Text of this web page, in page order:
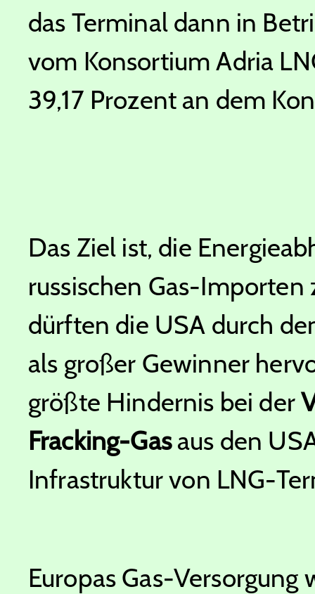
das Terminal dann in
vom Konsortium Adria
39,17 Prozent an dem
Das Ziel ist, die
russischen Gas-
dürften die USA durch
als großer Gewinner
größte Hindernis bei der
Fracking-Gasaus den
Infrastruktur von LNG-
Europas Gas-